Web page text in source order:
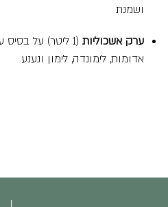
ושמנת
ערק אשכוליות
(1 ליטר) על
אדומות, לימונדה, לימון ונענע